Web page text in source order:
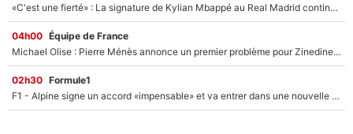
«C'est une fierté» : La signature de Kylian Mbappé au Real Madrid continue de régaler l'Espagne
04h00 Équipe de France
Michael Olise : Pierre Ménès annonce un premier problème pour Zinedine Zidane en équipe de France
02h30 Formule1
F1 - Alpine signe un accord «impensable» et va entrer dans une nouvelle dimension : Grande nouvelle pour Pierre Gasly !